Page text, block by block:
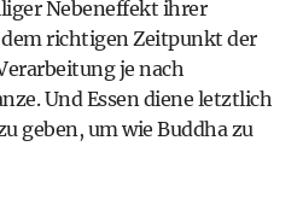
Nebeneffekt ihrer
richtigen Zeitpunkt der
je nach
Und Essen diene letztlich
geben, um wie Buddha zu